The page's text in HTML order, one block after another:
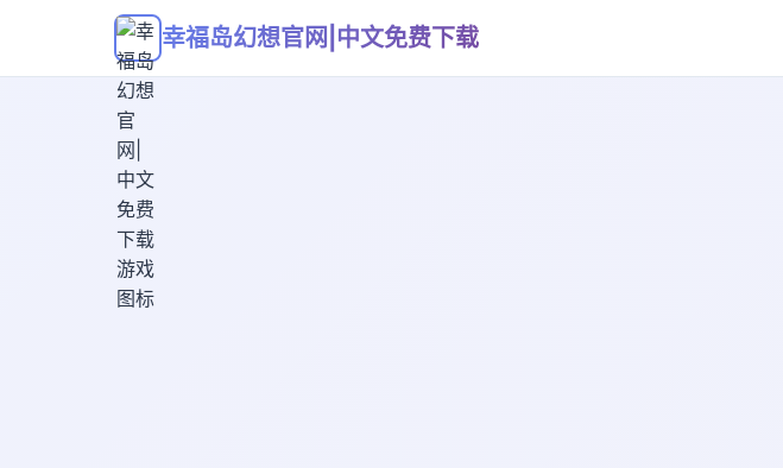
幸福岛幻想官网|中文免费下载